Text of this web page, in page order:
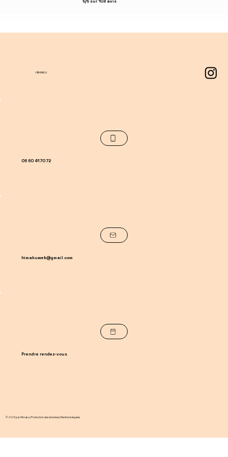
5/5 sur 103 avis
HIMAKU
06 60 41 70 72
himakuweb@gmail.com
Prendre rendez-vous
© 2025 par Himaku |Protection des données | Mentions légales